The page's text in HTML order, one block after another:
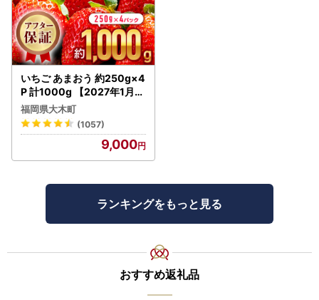
いちご あまおう 約250g×4
P 計1000g 【2027年1月～
4月に順次出荷予定】いち
ご CB223
福岡県大木町
(1057)
9,000
ランキングをもっと見る
おすすめ返礼品